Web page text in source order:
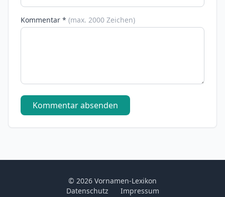
Kommentar * (max. 2000 Zeichen)
Kommentar absenden
© 2026 Vornamen-Lexikon
Datenschutz
Impressum